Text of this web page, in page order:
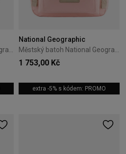
Městský batoh National Geographic Legend 8L Světle modrý
National Geographic
Městský batoh National Geographic Legend 20L Růžový
1 753,00 Kč
extra -5% s kódem: PROMO